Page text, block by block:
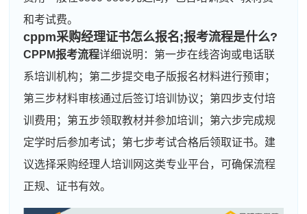
和考试费。
cppm采购经理证书怎么报名;报考流程是什么?
CPPM报考流程详细说明：第一步在线咨询或电话联
系培训机构；第二步提交电子版报名材料进行预审；
第三步材料审核通过后签订培训协议；第四步支付培
训费用；第五步领取教材并参加培训；第六步完成规
定学时后参加考试；第七步考试合格后领取证书。建
议选择采购经理人培训网这类专业平台，可确保流程
正规、证书有效。